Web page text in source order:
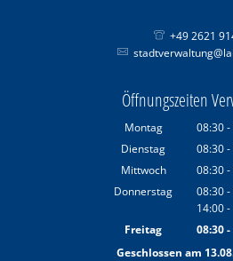
+49 2621
Öffnungszeiten
Montag 08:30-
Dienstag 08:30-
Mittwoch 08:30-
Donnerstag 08:30-
14:00-
Freitag 08:30-
Geschlossen am